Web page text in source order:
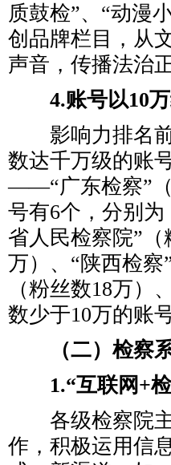
质鼓检”、“动漫
创品牌栏目，从
声音，传播法治
4.账号以10
影响力排名前
数达千万级的账
——“广东检察”（
号有6个，分别为
省人民检察院”（
万）、“陕西检
（粉丝数18万）
数少于10万的账
（二）检察
1.“互联网+
各级检察院主
作，积极运用信